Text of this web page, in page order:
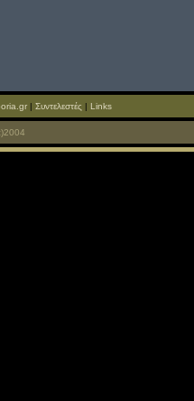
| Συντελεστές | Links